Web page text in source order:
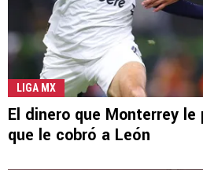
LIGA MX
El dinero que Monterrey
que le cobró a León